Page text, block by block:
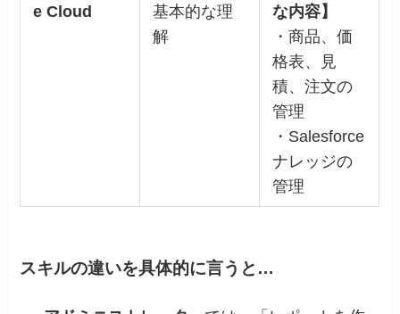
e Cloud
基本的な理
解
な内容】
・商品、価
格表、見
積、注文の
管理
・Salesforce
ナレッジの
管理
スキルの違いを具体的に言うと…